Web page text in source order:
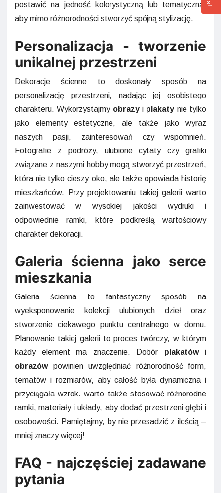
postawić na jedność kolorystyczną lub tematyczną,
aby mimo różnorodności stworzyć spójną stylizację.
Personalizacja - tworzenie
unikalnej przestrzeni
Dekoracje ścienne to doskonały sposób na
personalizację przestrzeni, nadając jej osobistego
charakteru. Wykorzystajmy obrazyi plakaty nie tylko
jako elementy estetyczne, ale także jako wyraz
naszych pasji, zainteresowań czy wspomnień.
Fotografie z podróży, ulubione cytaty czy grafiki
związane z naszymi hobby mogą stworzyć przestrzeń,
która nie tylko cieszy oko, ale także opowiada historię
mieszkańców. Przy projektowaniu takiej galerii warto
zainwestować w wysokiej jakości wydruki i
odpowiednie ramki, które podkreślą wartościowy
charakter dekoracji.
Galeria ścienna jako serce
mieszkania
Galeria ścienna to fantastyczny sposób na
wyeksponowanie kolekcji ulubionych dzieł oraz
stworzenie ciekawego punktu centralnego w domu.
Planowanie takiej galerii to proces twórczy, w którym
każdy element ma znaczenie. Dobór plakatówi
obrazówpowinien uwzględniać różnorodność form,
tematów i rozmiarów, aby całość była dynamiczna i
przyciągała wzrok. warto także stosować różnorodne
ramki, materiały i układy, aby dodać przestrzeni głębi i
osobowości. Pamiętajmy, by nie przesadzić z ilością –
mniej znaczy więcej!
FAQ - najczęściej zadawane
pytania